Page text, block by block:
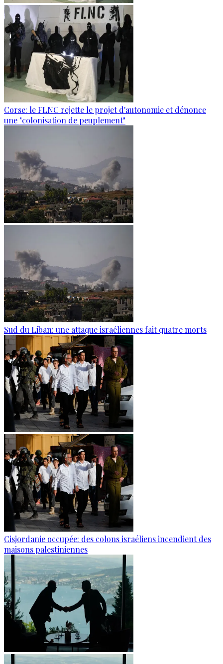
Corse: le FLNC rejette le projet d'autonomie et dénonce
une "colonisation de peuplement"
Sud du Liban: une attaque israéliennes fait quatre morts
Cisjordanie occupée: des colons israéliens incendient des
maisons palestiniennes